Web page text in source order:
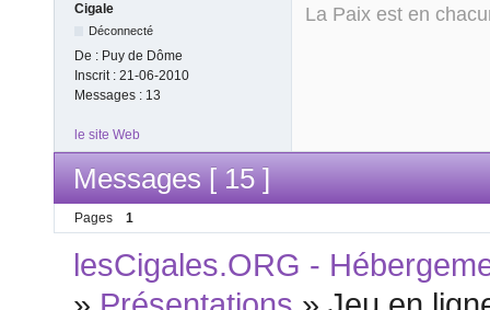
Cigale
Déconnecté
De : Puy de Dôme
Inscrit : 21-06-2010
Messages : 13
La Paix est en
le site Web
Messages [ 15 ]
Pages 1
lesCigales.ORG -